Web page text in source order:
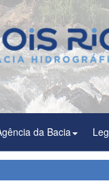
da Bacia